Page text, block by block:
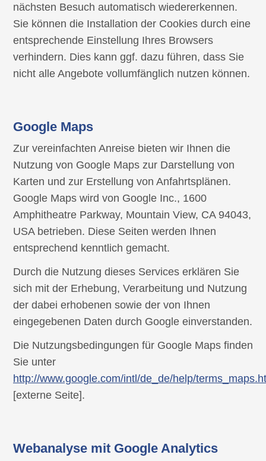
nächsten Besuch automatisch wiedererkennen.
Sie können die Installation der Cookies durch eine
entsprechende Einstellung Ihres Browsers
verhindern. Dies kann ggf. dazu führen, dass Sie
nicht alle Angebote vollumfänglich nutzen können.
Google Maps
Zur vereinfachten Anreise bieten wir Ihnen die
Nutzung von Google Maps zur Darstellung von
Karten und zur Erstellung von Anfahrtsplänen.
Google Maps wird von Google Inc., 1600
Amphitheatre Parkway, Mountain View, CA 94043,
USA betrieben. Diese Seiten werden Ihnen
entsprechend kenntlich gemacht.
Durch die Nutzung dieses Services erklären Sie
sich mit der Erhebung, Verarbeitung und Nutzung
der dabei erhobenen sowie der von Ihnen
eingegebenen Daten durch Google einverstanden.
Die Nutzungsbedingungen für Google Maps finden
Sie unter
http://www.google.com/intl/de_de/help/
[externe Seite].
Webanalyse mit Google Analytics